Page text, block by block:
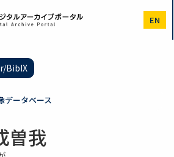
EN
BibIX
データベース
曽我